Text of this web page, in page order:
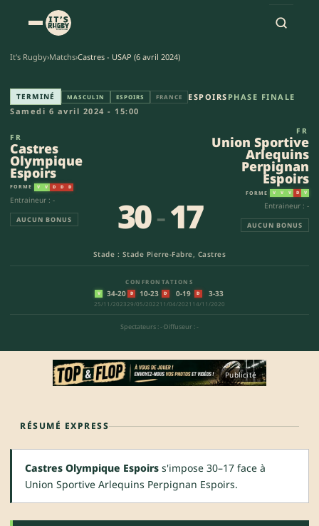
It's Rugby›Matchs›Castres - USAP (6 avril 2024)
Castres Olympique Espoirs -
TERMINÉ MASCULIN ESPOIRS FRANCE ESPOIRS PHASE FINALE
Samedi 6 avril 2024 - 15:00
FR
Castres
Olympique
Espoirs
FORME V V D D D
Entraineur : -
AUCUN BONUS
Stade : Stade Pierre-Fabre, Castres
30-17
CONFRONTATIONS
V 34-20
25/11/2023
D 10-23
29/05/2022
D 0-19
11/04/2021
D 3-33
14/11/2020
Spectateurs : - Diffuseur : -
FR
Union Sportive
Arlequins
Perpignan
Espoirs
FORME V V V D V
Entraineur : -
AUCUN BONUS
Publicité
RÉSUMÉ EXPRESS
Castres Olympique Espoirs s'impose 30–17 face à
Union Sportive Arlequins Perpignan Espoirs.